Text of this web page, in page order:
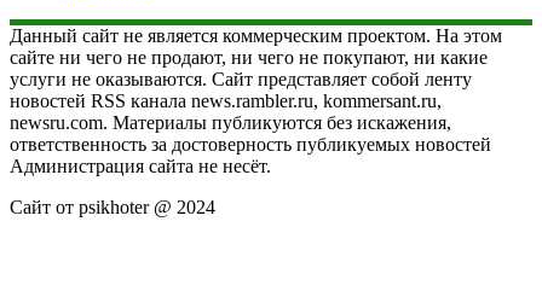
Данный сайт не является коммерческим проектом. На этом
сайте ни чего не продают, ни чего не покупают, ни какие
услуги не оказываются. Сайт представляет собой ленту
новостей RSS канала news.rambler.ru, kommersant.ru,
newsru.com. Материалы публикуются без искажения,
ответственность за достоверность публикуемых новостей
Администрация сайта не несёт.
Сайт от psikhoter @ 2024